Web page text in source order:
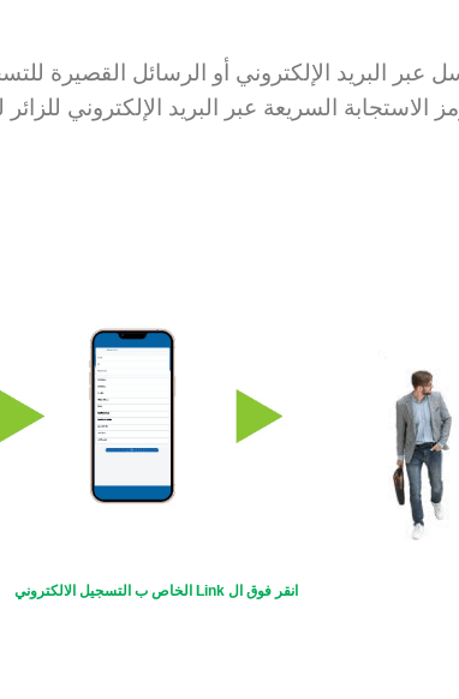
عبر البريد الإلكتروني أو الرسائل القصيرة
انقر فوق ال Link الخاص ب التسجيل الالكتروني